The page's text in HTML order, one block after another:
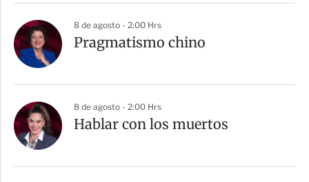
8 de agosto - 2:00 Hrs
Pragmatismo chino
8 de agosto - 2:00 Hrs
Hablar con los muertos